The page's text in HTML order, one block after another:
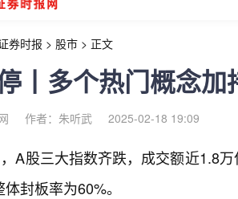
券时报 > 股市 > 正文
丨多个热门概念
作者：朱听武 2025-02-18 19:09
A股三大指数齐跌，成交额近1.8
封板率为60%。